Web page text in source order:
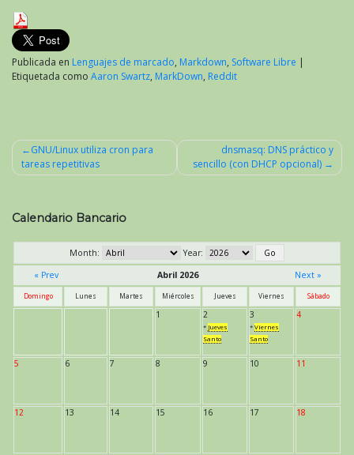
Publicada en Lenguajes de marcado, Markdown, Software Libre |
Etiquetada como Aaron Swartz, MarkDown, Reddit
Navegación
entradas
GNU/Linux utiliza cron para
tareas repetitivas
dnsmasq: DNS práctico y
sencillo (con DHCP opcional)
Calendario Bancario
Month:
Year:
« Prev
Abril 2026 Next »
Domingo Lunes Martes Miércoles Jueves Viernes Sábado
1 2
* Jueves
Santo
3
* Viernes
Santo
4
5 6 7 8 9 10 11
12 13 14 15 16 17 18